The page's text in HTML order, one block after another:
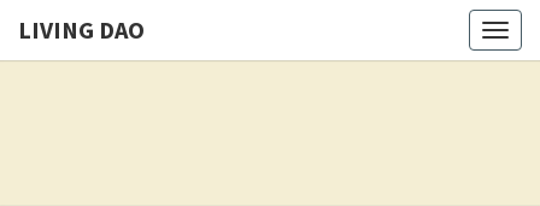
LIVING DAO